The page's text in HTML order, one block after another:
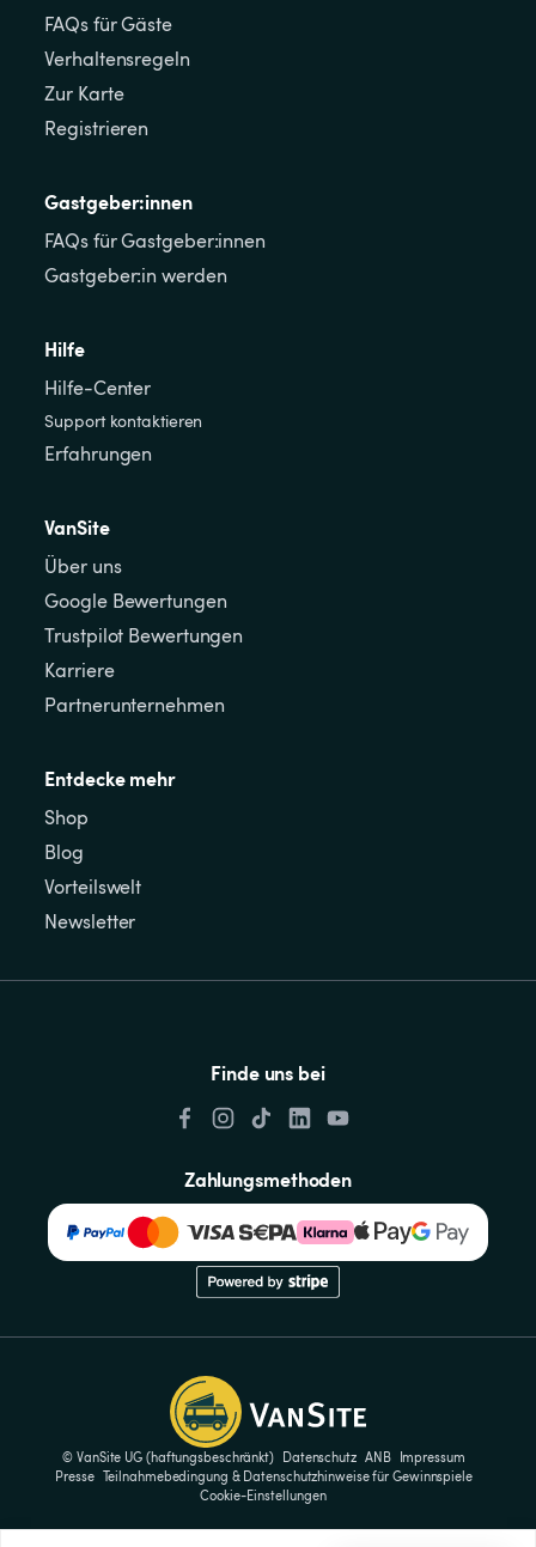
FAQs für Gäste
Verhaltensregeln
Zur Karte
Registrieren
Gastgeber:innen
FAQs für Gastgeber:innen
Gastgeber:in werden
Hilfe
Hilfe-Center
Support kontaktieren
Erfahrungen
VanSite
Über uns
Google Bewertungen
Trustpilot Bewertungen
Karriere
Partnerunternehmen
Entdecke mehr
Shop
Blog
Vorteilswelt
Newsletter
Finde uns bei
Zahlungsmethoden
© VanSite UG (haftungsbeschränkt) Datenschutz ANB
Impressum
Presse Teilnahmebedingung & Datenschutzhinweise für Gewinnspiele
Cookie-Einstellungen